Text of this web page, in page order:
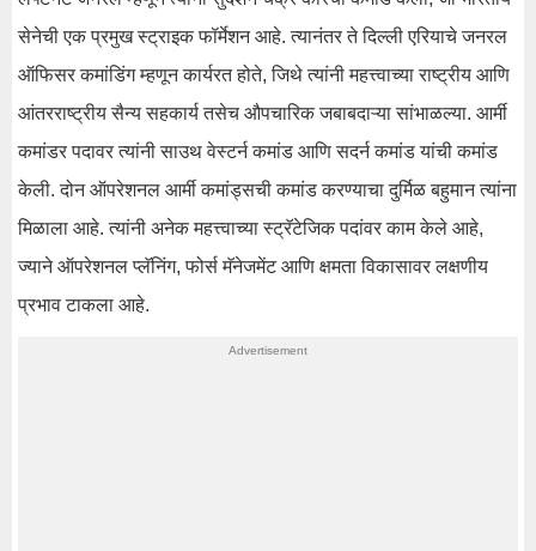
सेनेची एक प्रमुख स्ट्राइक फॉर्मेशन आहे. त्यानंतर ते दिल्ली एरियाचे जनरल
ऑफिसर कमांडिंग म्हणून कार्यरत होते, जिथे त्यांनी महत्त्वाच्या राष्ट्रीय आणि
आंतरराष्ट्रीय सैन्य सहकार्य तसेच औपचारिक जबाबदाऱ्या सांभाळल्या. आर्मी
कमांडर पदावर त्यांनी साउथ वेस्टर्न कमांड आणि सदर्न कमांड यांची कमांड
केली. दोन ऑपरेशनल आर्मी कमांड्सची कमांड करण्याचा दुर्मिळ बहुमान त्यांना
मिळाला आहे. त्यांनी अनेक महत्त्वाच्या स्ट्रॅटेजिक पदांवर काम केले आहे,
ज्याने ऑपरेशनल प्लॅनिंग, फोर्स मॅनेजमेंट आणि क्षमता विकासावर लक्षणीय
प्रभाव टाकला आहे.